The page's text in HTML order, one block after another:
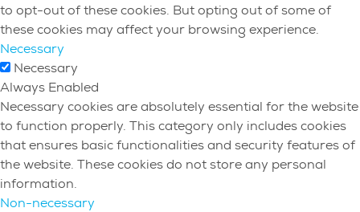
to opt-out of these cookies. But opting out of some of
these cookies may affect your browsing experience.
Necessary
Necessary
Always Enabled
Necessary cookies are absolutely essential for the website
to function properly. This category only includes cookies
that ensures basic functionalities and security features of
the website. These cookies do not store any personal
information.
Non-necessary